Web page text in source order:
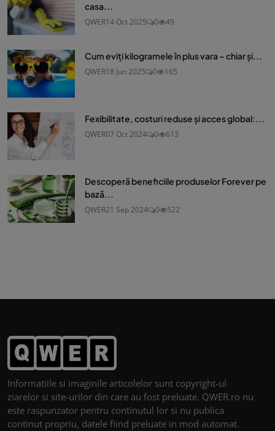
casa...
QWER14 Oct 2025 0 49
Cum eviți kilogramele în plus vara – chiar și...
QWER18 Jun 2025 0 165
Fexibilitate, costuri reduse și acces global:...
QWER07 Oct 2024 0 613
Descoperă beneficiile produselor Forever pe
bază...
QWER21 Sep 2024 0 522
Informatiile si imaginile articolelor sunt copyright-ul
ziarelor si site-urilor din care au fost preluate. QWER.ro nu
este raspunzator pentru continutul lor si nu publica
continut propriu, datele fiind preluate in mod automat.